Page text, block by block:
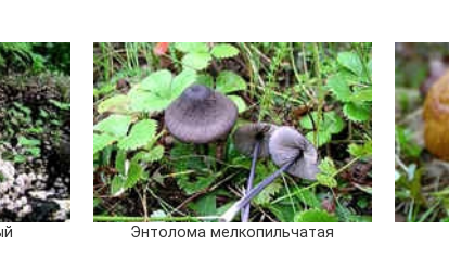
Энтолома мелкопильчатая